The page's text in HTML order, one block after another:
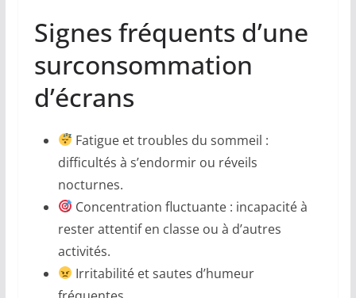
Signes fréquents d’une
surconsommation
d’écrans
Fatigue et troubles du sommeil :
difficultés à s’endormir ou réveils
nocturnes.
Concentration fluctuante : incapacité à
rester attentif en classe ou à d’autres
activités.
Irritabilité et sautes d’humeur